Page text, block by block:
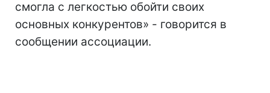
смогла с легкостью обойти своих
основных конкурентов» - говорится в
сообщении ассоциации.